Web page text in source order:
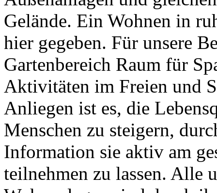
Gelände. Ein Wohnen in
hier gegeben. Für unsere
Gartenbereich Raum für
Aktivitäten im Freien und
Anliegen ist es, die
Menschen zu steigern,
Information sie aktiv am
teilnehmen zu lassen. Alle